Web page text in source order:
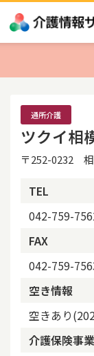
通所介護
ツクイ相
〒252-0232 相
TEL
042-759-
FAX
042-759-
空き情報
空きあり
介護保険事